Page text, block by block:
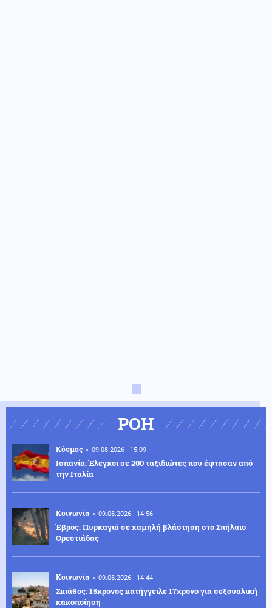
ΡΟΗ
Κόσμος 09.08.2026 - 15:09
Ισπανία: Έλεγχοι σε 200 ταξιδιώτες που έφτασαν από
την Ιταλία
Κοινωνία 09.08.2026 - 14:56
Έβρος: Πυρκαγιά σε χαμηλή βλάστηση στο Σπήλαιο
Ορεστιάδας
Κοινωνία 09.08.2026 - 14:44
Σκιάθος: 15χρονος κατήγγειλε 17χρονο για σεξουαλική
κακοποίηση